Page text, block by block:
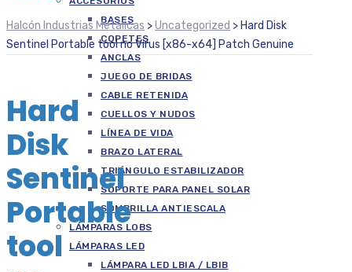
BASES
COPETES
ANCLAS
JUEGO DE BRIDAS
CABLE RETENIDA
CUELLOS Y NUDOS
LÍNEA DE VIDA
BRAZO LATERAL
TRIÁNGULO ESTABILIZADOR
SOPORTE PARA PANEL SOLAR
SOMBRILLA ANTIESCALA
LÁMPARAS LOBS
LÁMPARAS LED
LÁMPARA LED LBIA / LBIB
Halcón Industrias Metálicas >Uncategorized > Hard Disk
Sentinel Portable tool no Virus [x86-x64] Patch Genuine
Hard
Disk
Sentinel
Portable
tool